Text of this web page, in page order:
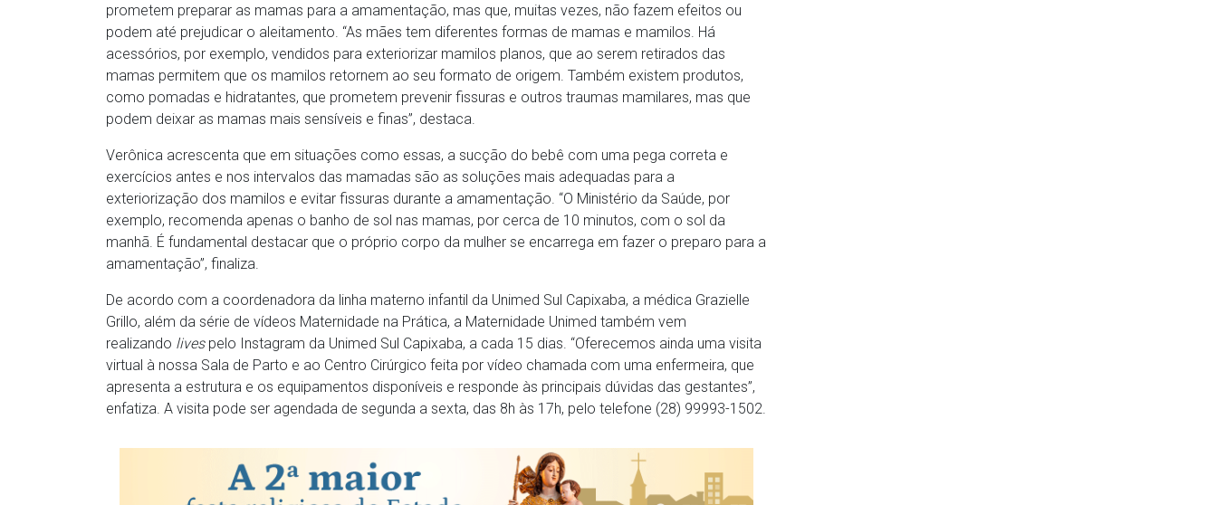
prometem preparar as mamas para a amamentação, mas que, muitas vezes, não fazem efeitos ou
podem até prejudicar o aleitamento. “As mães tem diferentes formas de mamas e mamilos. Há
acessórios, por exemplo, vendidos para exteriorizar mamilos planos, que ao serem retirados das
mamas permitem que os mamilos retornem ao seu formato de origem. Também existem produtos,
como pomadas e hidratantes, que prometem prevenir fissuras e outros traumas mamilares, mas que
podem deixar as mamas mais sensíveis e finas”, destaca.
Verônica acrescenta que em situações como essas, a sucção do bebê com uma pega correta e
exercícios antes e nos intervalos das mamadas são as soluções mais adequadas para a
exteriorização dos mamilos e evitar fissuras durante a amamentação. “O Ministério da Saúde, por
exemplo, recomenda apenas o banho de sol nas mamas, por cerca de 10 minutos, com o sol da
manhã. É fundamental destacar que o próprio corpo da mulher se encarrega em fazer o preparo para a
amamentação”, finaliza.
De acordo com a coordenadora da linha materno infantil da Unimed Sul Capixaba, a médica Grazielle
Grillo, além da série de vídeos Maternidade na Prática, a Maternidade Unimed também vem
realizando livespelo Instagram da Unimed Sul Capixaba, a cada 15 dias. “Oferecemos ainda uma visita
virtual à nossa Sala de Parto e ao Centro Cirúrgico feita por vídeo chamada com uma enfermeira, que
apresenta a estrutura e os equipamentos disponíveis e responde às principais dúvidas das gestantes”,
enfatiza. A visita pode ser agendada de segunda a sexta, das 8h às 17h, pelo telefone (28) 99993-1502.